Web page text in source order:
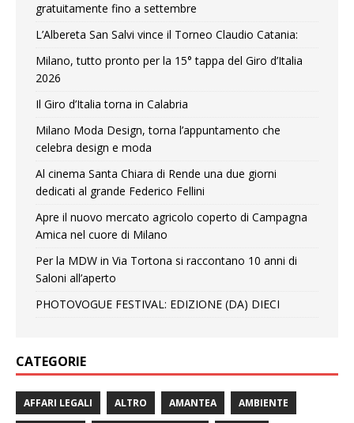
gratuitamente fino a settembre
L’Albereta San Salvi vince il Torneo Claudio Catania:
Milano, tutto pronto per la 15° tappa del Giro d’Italia
2026
Il Giro d’Italia torna in Calabria
Milano Moda Design, torna l’appuntamento che
celebra design e moda
Al cinema Santa Chiara di Rende una due giorni
dedicati al grande Federico Fellini
Apre il nuovo mercato agricolo coperto di Campagna
Amica nel cuore di Milano
Per la MDW in Via Tortona si raccontano 10 anni di
Saloni all’aperto
PHOTOVOGUE FESTIVAL: EDIZIONE (DA) DIECI
CATEGORIE
AFFARI LEGALI ALTRO AMANTEA AMBIENTE